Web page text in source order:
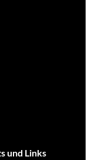
und Links